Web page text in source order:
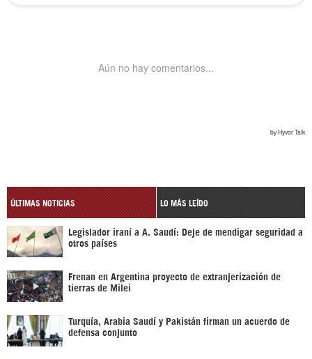
ÚLTIMAS NOTICIAS LO MÁS LEÍDO
Legislador iraní a A. Saudí: Deje de mendigar seguridad a
otros países
Frenan en Argentina proyecto de extranjerización de
tierras de Milei
Turquía, Arabia Saudí y Pakistán firman un acuerdo de
defensa conjunto